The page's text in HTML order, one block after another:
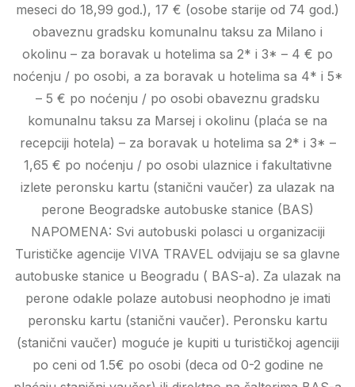
meseci do 18,99 god.), 17 € (osobe starije od 74 god.)
obaveznu gradsku komunalnu taksu za Milano i
okolinu – za boravak u hotelima sa 2* i 3* – 4 € po
noćenju / po osobi, a za boravak u hotelima sa 4* i 5*
– 5 € po noćenju / po osobi obaveznu gradsku
komunalnu taksu za Marsej i okolinu (plaća se na
recepciji hotela) – za boravak u hotelima sa 2* i 3* –
1,65 € po noćenju / po osobi ulaznice i fakultativne
izlete peronsku kartu (stanični vaučer) za ulazak na
perone Beogradske autobuske stanice (BAS)
NAPOMENA: Svi autobuski polasci u organizaciji
Turističke agencije VIVA TRAVEL odvijaju se sa glavne
autobuske stanice u Beogradu ( BAS-a). Za ulazak na
perone odakle polaze autobusi neophodno je imati
peronsku kartu (stanični vaučer). Peronsku kartu
(stanični vaučer) moguće je kupiti u turističkoj agenciji
po ceni od 1.5€ po osobi (deca od 0-2 godine ne